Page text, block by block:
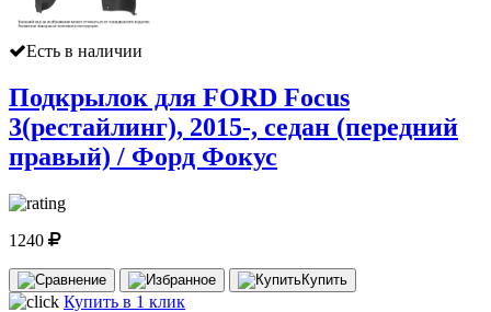
Есть в наличии
Подкрылок для FORD Focus
3(рестайлинг), 2015-, седан (передний
правый) / Форд Фокус
1240
Купить
Купить в 1 клик